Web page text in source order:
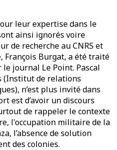
leur expertise dans le
ainsi ignorés voire
de recherche au CNRS et
François Burgat, a été traité
journal Le Point. Pascal
(Institut de relations
n’est plus invité dans
est d’avoir un discours
de rappeler le contexte
l'occupation militaire de la
l’absence de solution
des colonies.